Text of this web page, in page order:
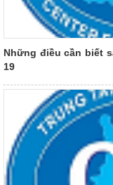
Những điều cần biết
19